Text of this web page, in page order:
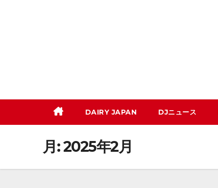
ッ
DAIRY JAPAN DJニュース
月:2025年2月